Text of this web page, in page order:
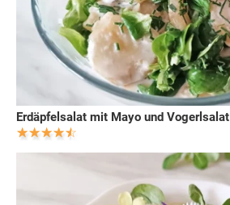
Erdäpfelsalat mit Mayo und Vogerlsalat